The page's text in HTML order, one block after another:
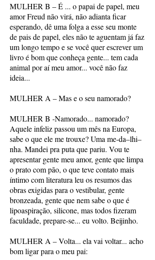
MULHER B – É ... o papai de papel, meu
amor Freud não virá, não adianta ficar
esperando, dê uma folga a esse seu monte
de pais de papel, eles não te aguentam já faz
um longo tempo e se você quer escrever um
livro é bom que conheça gente... tem cada
animal por aí meu amor... você não faz
ideia...
MULHER A – Mas e o seu namorado?
MULHER B -Namorado... namorado?
Aquele infeliz passou um mês na Europa,
sabe o que ele me trouxe? Uma me-da–lhi–
nha. Mandei pra puta que pariu. Vou te
apresentar gente meu amor, gente que limpa
o prato com pão, o que teve contato mais
íntimo com literatura leu os resumos das
obras exigidas para o vestibular, gente
bronzeada, gente que nem sabe o que é
lipoaspiração, silicone, mas todos fizeram
faculdade, prepare-se... eu volto. Beijinho.
MULHER A – Volta... ela vai voltar... acho
bom ligar para o meu pai: